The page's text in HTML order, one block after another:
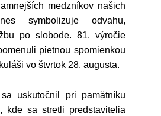
medzníkov našich
symbolizuje odvahu,
po slobode. 81. výročie
pietnou spomienkou
vo štvrtok 28. augusta.
uskutočnil pri pamätníku
kde sa stretli predstavitelia